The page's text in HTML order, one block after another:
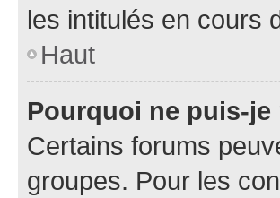
les intitulés en cours
Haut
Pourquoi ne puis-
Certains forums
groupes. Pour les